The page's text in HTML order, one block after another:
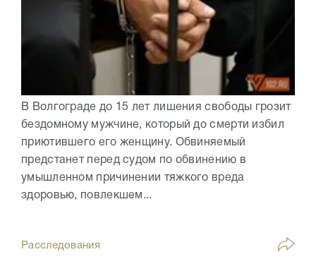
В Волгограде до 15 лет лишения свободы грозит
бездомному мужчине, который до смерти избил
приютившего его женщину. Обвиняемый
предстанет перед судом по обвинению в
умышленном причинении тяжкого вреда
здоровью, повлекшем...
Расследования